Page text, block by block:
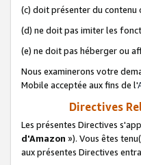
(c) doit présenter du contenu
(d) ne doit pas imiter les
(e) ne doit pas héberger ou
Nous examinerons votre
Mobile acceptée aux fins de l'
Directives
Les présentes Directives
d'Amazon »). Vous êtes
aux présentes Directives